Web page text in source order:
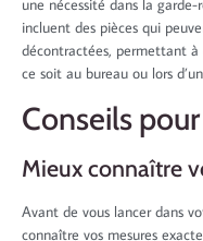
incluent des pièces qui
décontractées, permettant à
ce soit au bureau ou lors
Conseils
Mieux connaître
Avant de vous lancer dans
connaître vos mesures